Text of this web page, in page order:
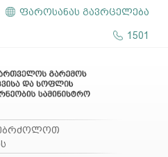
ფაროსანას გავრცელება
1501